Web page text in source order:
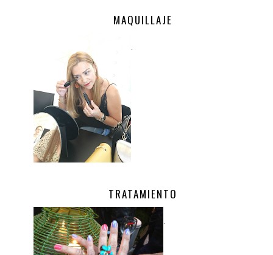
MAQUILLAJE
TRATAMIENTO